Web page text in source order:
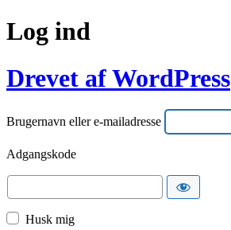
Log ind
Drevet af WordPress
Brugernavn eller e-mailadresse
Adgangskode
Husk mig